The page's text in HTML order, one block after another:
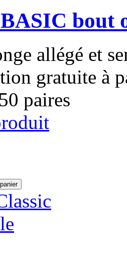
bout
allégé et
gratuite à
paires